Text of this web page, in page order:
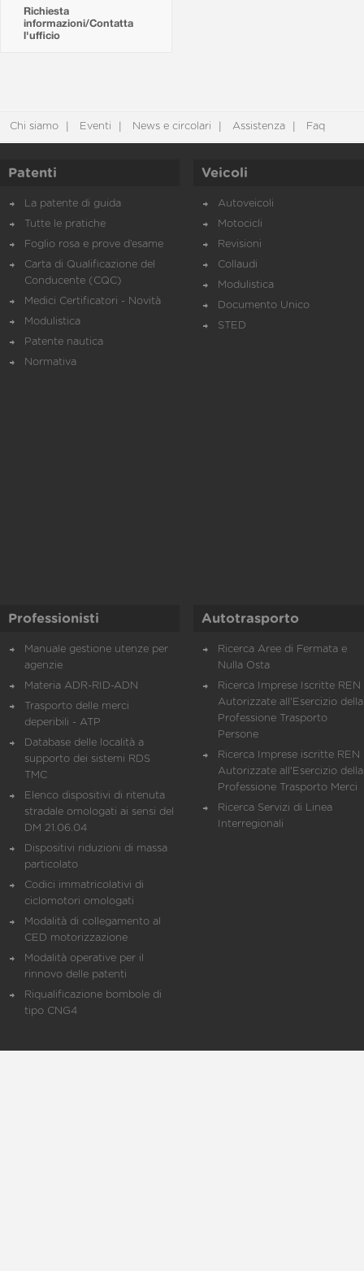
Richiesta
informazioni/Contatta
l'ufficio
Chi siamo Eventi News e circolari Assistenza Faq
Patenti
La patente di guida
Tutte le pratiche
Foglio rosa e prove d’esame
Carta di Qualificazione del
Conducente (CQC)
Medici Certificatori - Novità
Modulistica
Patente nautica
Normativa
Veicoli
Autoveicoli
Motocicli
Revisioni
Collaudi
Modulistica
Documento Unico
STED
Professionisti
Manuale gestione utenze per
agenzie
Materia ADR-RID-ADN
Trasporto delle merci
deperibili - ATP
Database delle località a
supporto dei sistemi RDS
TMC
Elenco dispositivi di ritenuta
stradale omologati ai sensi del
DM 21.06.04
Dispositivi riduzioni di massa
particolato
Codici immatricolativi di
ciclomotori omologati
Modalità di collegamento al
CED motorizzazione
Modalità operative per il
rinnovo delle patenti
Riqualificazione bombole di
tipo CNG4
Autotrasporto
Ricerca Aree di Fermata e
Nulla Osta
Ricerca Imprese Iscritte REN
Autorizzate all'Esercizio della
Professione Trasporto
Persone
Ricerca Imprese iscritte REN
Autorizzate all'Esercizio della
Professione Trasporto Merci
Ricerca Servizi di Linea
Interregionali